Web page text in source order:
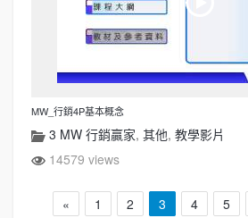
MW_行銷4P基本概念
3 MW 行銷贏家, 其他, 教學影片
14579 views
« 1 2 3 4 5